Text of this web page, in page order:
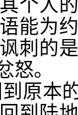
个人
能为
刺的
怒。
原本